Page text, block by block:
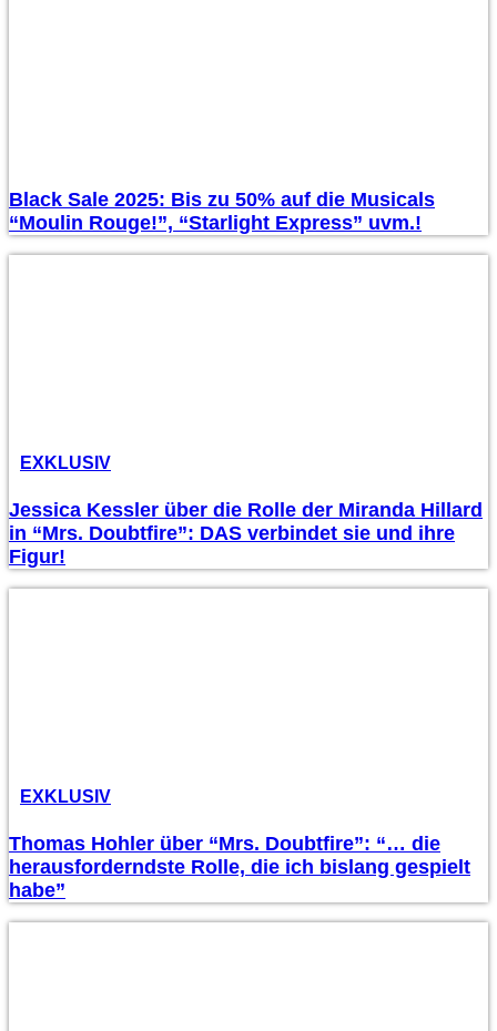
Black Sale 2025: Bis zu 50% auf die Musicals
“Moulin Rouge!”, “Starlight Express” uvm.!
EXKLUSIV
Jessica Kessler über die Rolle der Miranda Hillard
in “Mrs. Doubtfire”: DAS verbindet sie und ihre
Figur!
EXKLUSIV
Thomas Hohler über “Mrs. Doubtfire”: “… die
herausforderndste Rolle, die ich bislang gespielt
habe”